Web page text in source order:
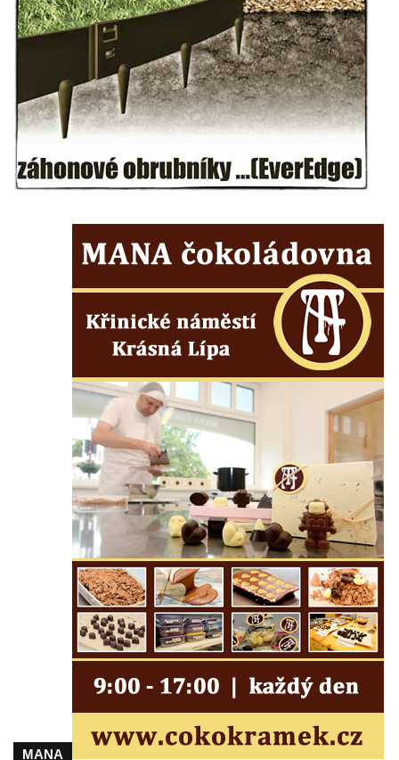
Mikulášovicích
Boží muka na Kostelní stezce v
Mikulášovicích
Franzeho kříž u domu čp. 356 v
Mikulášovicích
Hammerberský kříž na křižovatce mezi
domy čp. 739 a 758 v Mikulášovicích
Kříž Johannese Herlta poblíž domu čp. 428
Mikulášovicích
Hillův kříž u domu čp. 436 v Mikulášovicích
Hampelův kříž západně od dolního nádraží
v Mikulášovicích
Růžové
Centrální kříž na starém hřbitově ve
Vilémově
Centrální kříž na novém hřbitově ve
Vilémově
Kříž u kostela Nanebevzetí Panny Marie na
křížové cestě ve Vilémově
Kříž u cesty mezi Růžovou a Kamenickou
Strání
Kříž u severní zdi kostela Nalezení svatého
Kříže ve Frýdlantu
Frýdlantu
Centrální kříž hřbitova ve Sloupu v Čechách
Kříž u koryta náhonu na Chřibské Kamenici
MANA